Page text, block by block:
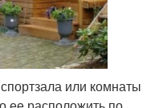
или комнаты